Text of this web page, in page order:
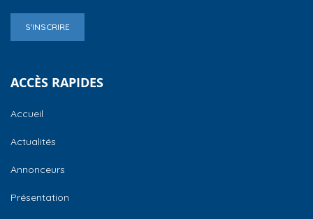
S'INSCRIRE
ACCÈS RAPIDES
Accueil
Actualités
Annonceurs
Présentation